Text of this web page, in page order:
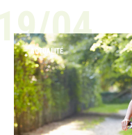
04
ACTUALITÉ